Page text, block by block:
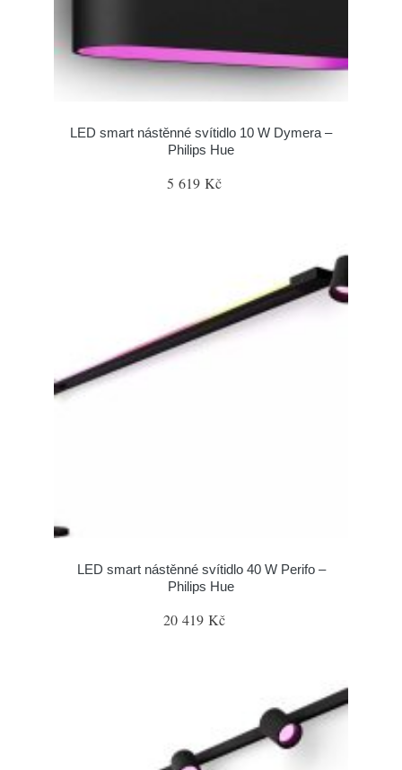
LED smart nástěnné svítidlo 10 W Dymera –
Philips Hue
5 619 Kč
LED smart nástěnné svítidlo 40 W Perifo –
Philips Hue
20 419 Kč